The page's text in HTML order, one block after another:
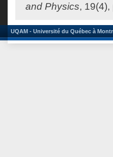
and Physics,
UQAM - Université du Québec à